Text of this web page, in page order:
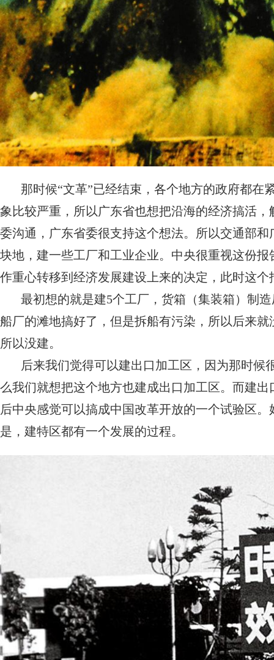
那时候“文革”已经结束，各个地方的政府都在
象比较严重，所以广东省也想把沿海的经济搞活
委沟通，广东省委很支持这个想法。所以交通部
块地，建一些工厂和工业企业。中央很重视这份
作重心转移到经济发展建设上来的决定，此时这个
最初想的就是建5个工厂，货箱（集装箱）制
船厂的滩地搞好了，但是拆船有污染，所以后来
所以没建。
后来我们觉得可以建出口加工区，因为那时
么我们就想把这个地方也建成出口加工区。而建
后中央感觉可以搞成中国改革开放的一个试验区
是，建特区都有一个发展的过程。